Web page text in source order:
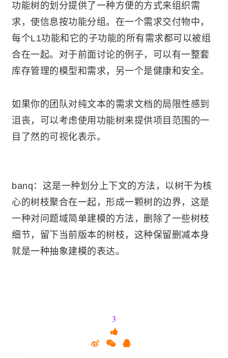
功能树的划分提供了一种方便的方式来组织需
求，使信息按功能分组。在一个需求交付物中，
每个L1功能和它的子功能的所有需求都可以被组
合在一起。对于前面讨论的例子，可以有一整套
库存管理的模型和需求，另一个是健康和安全。
如果你的团队对纯文本的需求文档的局限性感到
沮丧，可以考虑使用功能树来提供项目范围的一
目了然的可视化表示。
banq：这是一种划分上下文的方法，以树干为核
心的树枝聚合在一起，形成一颗树的边界，这是
一种对问题域简单建模的方法，删除了一些树枝
细节，留下当前版本的树枝，这种保留删减本身
就是一种抽象建模的表达。
3